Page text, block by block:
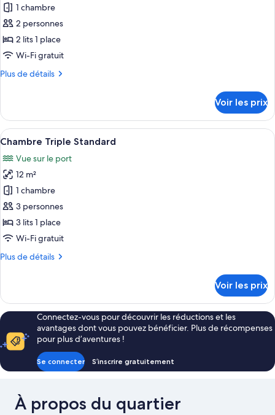
Quadruple
Deluxe
photos
pour
ce
type
chambre :
lits
jumeaux
1 chambre
2 personnes
2 lits 1 place
Wi-Fi gratuit
Plus de détails
Plus
le
type
de
Chambre
avec
lits
jumeaux
Voir les prix
Afficher
toutes
les
photos
pour
ce
type
de
chambre :
Chambre
Une chambre d’hôtel avec deux
5
Chambre Triple Standard
Vue sur le port
12 m²
1 chambre
3 personnes
3 lits 1 place
Wi-Fi gratuit
Plus de détails
Plus
le
type
de
chambre
Chambre
Standard
Voir les prix
Connectez-vous pour découvrir les réductions et les
avantages dont vous pouvez bénéficier. Plus de récompenses
pour plus d’aventures !
Se connecter S’inscrire gratuitement
À propos du quartier